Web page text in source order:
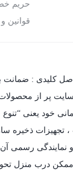
حریم
قوانین
کلیدی :
پر از
خود یعنی
، تجهیزات ذخیره
نمایندگی رسمی
درب منزل